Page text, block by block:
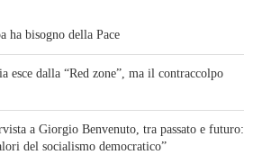
ha bisogno della Pace
esce dalla “Red zone”, ma il contraccolpo
a Giorgio Benvenuto, tra passato e futuro:
del socialismo democratico”